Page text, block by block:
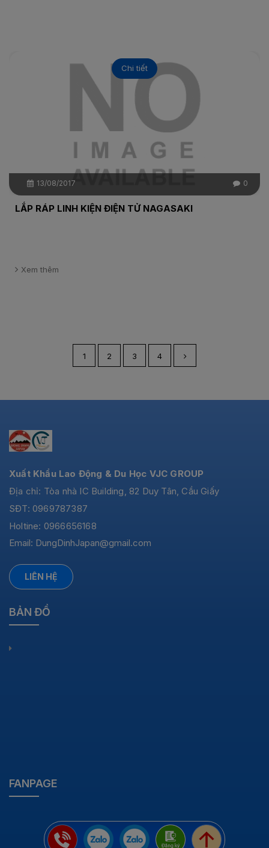
13/08/2017 0
Chi tiết
LẮP RÁP LINH KIỆN ĐIỆN TỬ NAGASAKI
Xem thêm
1 2 3 4
Xuất Khẩu Lao Động & Du Học VJC GROUP
Địa chỉ: Tòa nhà IC Building, 82 Duy Tân, Cầu Giấy
SĐT: 0969787387
Holtine: 0966656168
Email: DungDinhJapan@gmail.com
LIÊN HỆ
BẢN ĐỒ
FANPAGE